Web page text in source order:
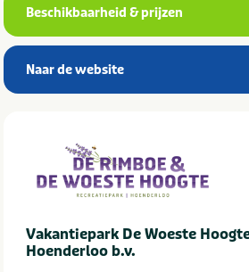
Beschikbaarheid & prijzen
Naar de website
Vakantiepark De Woeste
Hoenderloo b.v.